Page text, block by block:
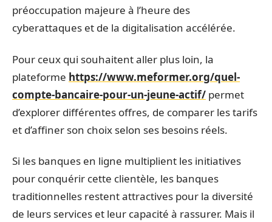
préoccupation majeure à l’heure des
cyberattaques et de la digitalisation accélérée.
Pour ceux qui souhaitent aller plus loin, la
plateforme https://www.meformer.org/quel-
compte-bancaire-pour-un-jeune-actif/ permet
d’explorer différentes offres, de comparer les tarifs
et d’affiner son choix selon ses besoins réels.
Si les banques en ligne multiplient les initiatives
pour conquérir cette clientèle, les banques
traditionnelles restent attractives pour la diversité
de leurs services et leur capacité à rassurer. Mais il